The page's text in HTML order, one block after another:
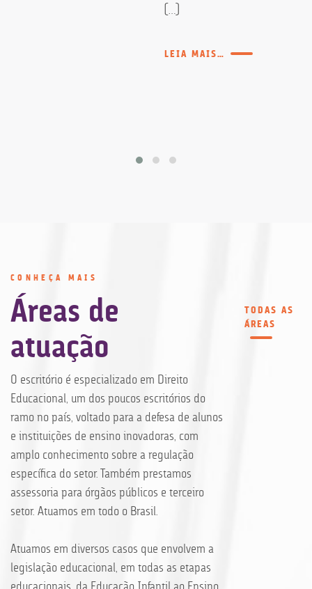
[…]
LEIA MAIS…
CONHEÇA MAIS
Áreas de
atuação
O escritório é especializado em Direito
Educacional, um dos poucos escritórios do
ramo no país, voltado para a defesa de alunos
e instituições de ensino inovadoras, com
amplo conhecimento sobre a regulação
específica do setor. Também prestamos
assessoria para órgãos públicos e terceiro
setor. Atuamos em todo o Brasil.
Atuamos em diversos casos que envolvem a
legislação educacional, em todas as etapas
TODAS AS
ÁREAS